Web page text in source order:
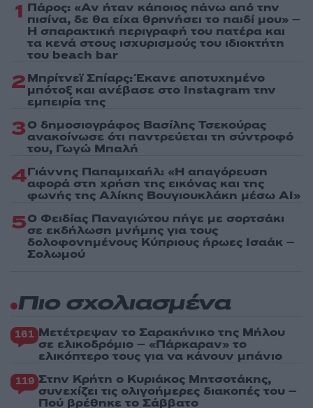
1 Πάρος: «Αν ήταν κάποιος πάνω από την
πισίνα, δε θα είχα θρηνήσει το παιδί μου» –
Η σπαρακτική περιγραφή του πατέρα και
τα κενά στους ισχυρισμούς του ιδιοκτήτη
του beach bar
2Μπρίτνεϊ Σπίαρς: Έκανε αποτυχημένο
μπότοξ και ανέβασε στο Instagram την
εμπειρία της
3Ο δημοσιογράφος Βασίλης Τσεκούρας
ανακοίνωσε ότι παντρεύεται τη σύντροφό
του, Γωγώ Μπαλή
4Γιάννης Παπαμιχαήλ: «Η απαγόρευση
αφορά στη χρήση της εικόνας και της
φωνής της Αλίκης Βουγιουκλάκη μέσω AI»
5Ο Φειδίας Παναγιώτου πήγε με σορτσάκι
σε εκδήλωση μνήμης για τους
δολοφονημένους Κύπριους ήρωες Ισαάκ –
Σολωμού
Πιο σχολιασμένα
161 Μετέτρεψαν το Σαρακήνικο της Μήλου
σε ελικοδρόμιο – «Πάρκαραν» το
ελικόπτερο τους για να κάνουν μπάνιο
119 Στην Κρήτη ο Κυριάκος Μητσοτάκης,
συνεχίζει τις ολιγοήμερες διακοπές του –
Πού βρέθηκε το Σάββατο